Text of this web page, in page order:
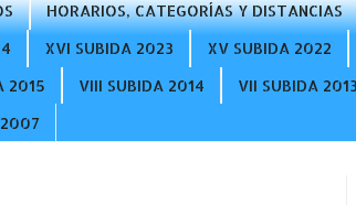
HORARIOS, CATEGORÍAS Y DISTANCIAS
XVI SUBIDA 2023 XV SUBIDA 2022
2015 VIII SUBIDA 2014 VII SUBIDA 2013
2007